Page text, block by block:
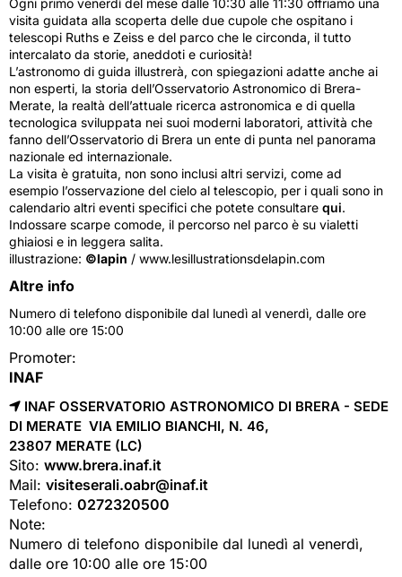
Ogni primo venerdì del mese dalle 10:30 alle 11:30 offriamo una
visita guidata alla scoperta delle due cupole che ospitano i
telescopi Ruths e Zeiss e del parco che le circonda, il tutto
intercalato da storie, aneddoti e curiosità!
L’astronomo di guida illustrerà, con spiegazioni adatte anche ai
non esperti, la storia dell’Osservatorio Astronomico di Brera-
Merate, la realtà dell’attuale ricerca astronomica e di quella
tecnologica sviluppata nei suoi moderni laboratori, attività che
fanno dell’Osservatorio di Brera un ente di punta nel panorama
nazionale ed internazionale.
La visita è gratuita, non sono inclusi altri servizi, come ad
esempio l’osservazione del cielo al telescopio, per i quali sono in
calendario altri eventi specifici che potete consultare qui.
Indossare scarpe comode, il percorso nel parco è su vialetti
ghiaiosi e in leggera salita.
illustrazione: ©lapin / www.lesillustrationsdelapin.com
Altre info
Numero di telefono disponibile dal lunedì al venerdì, dalle ore
10:00 alle ore 15:00
Promoter:
INAF
INAF OSSERVATORIO ASTRONOMICO DI BRERA - SEDE
DI MERATE VIA EMILIO BIANCHI, N. 46,
23807 MERATE (LC)
Sito: www.brera.inaf.it
Mail: visiteserali.oabr@inaf.it
Telefono: 0272320500
Note:
Numero di telefono disponibile dal lunedì al venerdì,
dalle ore 10:00 alle ore 15:00